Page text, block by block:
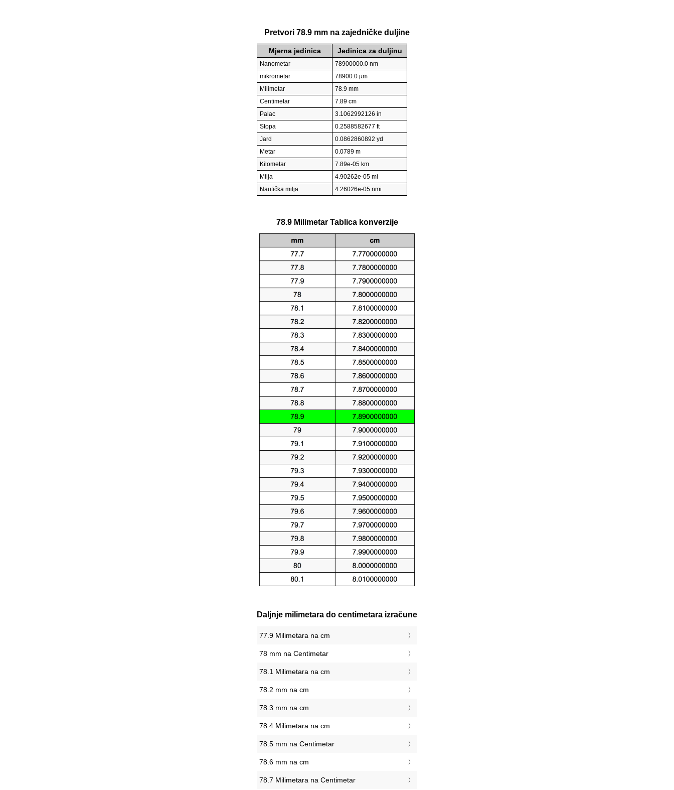
Pretvori 78.9 mm na zajedničke duljine
Mjerna jedinica Jedinica za duljinu
Nanometar
78900000.0 nm
mikrometar
78900.0 µm
Milimetar
78.9 mm
Centimetar
7.89 cm
Palac
3.1062992126 in
Stopa
0.2588582677 ft
Jard
0.0862860892 yd
Metar
0.0789 m
Kilometar
7.89e-05 km
Milja
4.90262e-05 mi
Nautička milja
4.26026e-05 nmi
78.9 Milimetar Tablica konverzije
Daljnje milimetara do centimetara izračune
77.9 Milimetara na cm
78 mm na Centimetar
78.1 Milimetara na cm
78.2 mm na cm
78.3 mm na cm
78.4 Milimetara na cm
78.5 mm na Centimetar
78.6 mm na cm
78.7 Milimetara na Centimetar